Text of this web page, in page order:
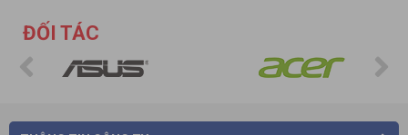
laser cũng như giảm tiền mặt trực tiếp.
Máy chiếu Maxell của nước nào?
phẩm Pin khô được công ty sản xuất vào những năm 1963.
ĐỐI TÁC